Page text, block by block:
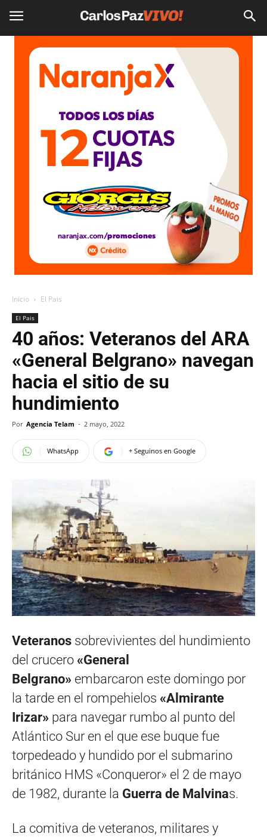
Inicio El Pais
El Pais
40 años: Veteranos del ARA
«General Belgrano» navegan
hacia el sitio de su
hundimiento
Por Agencia Telam - 2 mayo, 2022
WhatsApp + Seguinos en Google
Veteranos sobrevivientes del hundimiento
del crucero «General
Belgrano» embarcaron este domingo por
la tarde en el rompehielos «Almirante
Irizar» para navegar rumbo al punto del
Atlántico Sur en el que ese buque fue
torpedeado y hundido por el submarino
británico HMS «Conqueror» el 2 de mayo
de 1982, durante la Guerra de Malvinas.
La comitiva de veteranos, militares y